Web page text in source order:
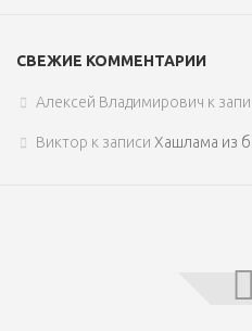
СВЕЖИЕ КОММЕНТАРИИ
Алексей Владимирович к
Виктор к записи Хашлама из